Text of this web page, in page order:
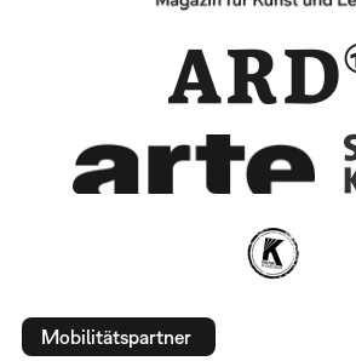
Mobilitätspartner